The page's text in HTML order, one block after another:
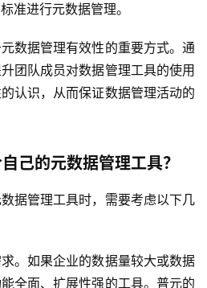
准进行元数据管理。
数据管理有效性的重要方式。通
团队成员对数据管理工具的使用
认识，从而保证数据管理活动的
己的元数据管理工具？
据管理工具时，需要考虑以下几
。如果企业的数据量较大或数据
全面、扩展性强的工具。普元的